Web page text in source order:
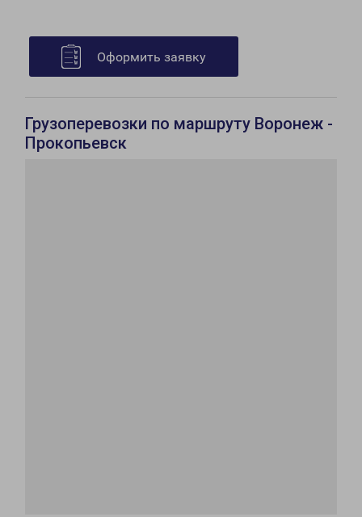
Оформить заявку
Грузоперевозки по маршруту Воронеж -
Прокопьевск